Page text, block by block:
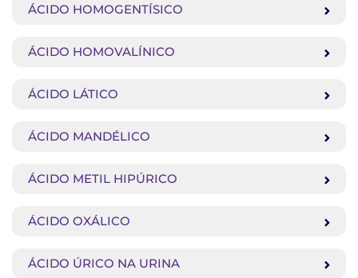
ÁCIDO HOMOGENTÍSICO
ÁCIDO HOMOVALÍNICO
ÁCIDO LÁTICO
ÁCIDO MANDÉLICO
ÁCIDO METIL HIPÚRICO
ÁCIDO OXÁLICO
ÁCIDO ÚRICO NA URINA